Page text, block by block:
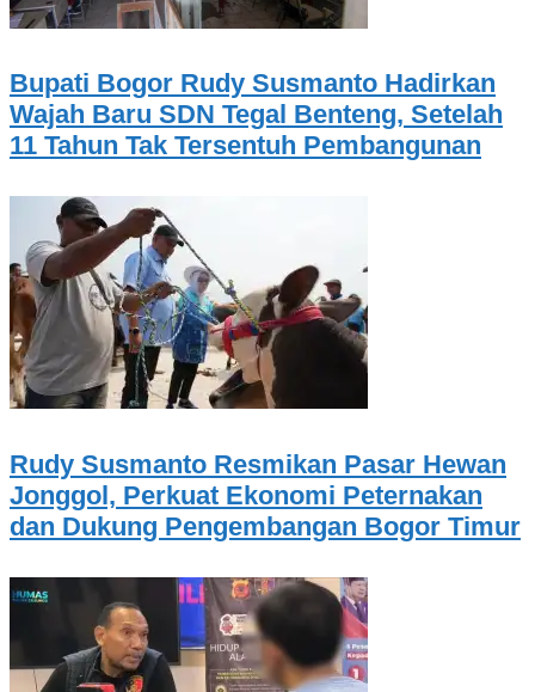
Bupati Bogor Rudy Susmanto Hadirkan
Wajah Baru SDN Tegal Benteng, Setelah
11 Tahun Tak Tersentuh Pembangunan
Rudy Susmanto Resmikan Pasar Hewan
Jonggol, Perkuat Ekonomi Peternakan
dan Dukung Pengembangan Bogor Timur